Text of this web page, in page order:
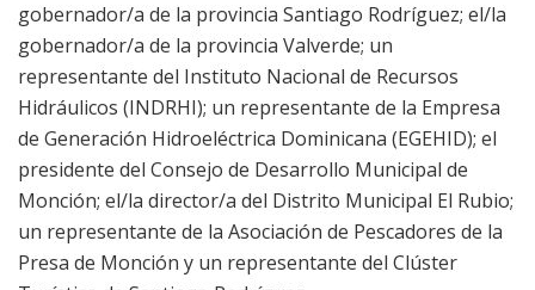
gobernador/a de la provincia Santiago Rodríguez; el/la
gobernador/a de la provincia Valverde; un
representante del Instituto Nacional de Recursos
Hidráulicos (INDRHI); un representante de la Empresa
de Generación Hidroeléctrica Dominicana (EGEHID); el
presidente del Consejo de Desarrollo Municipal de
Monción; el/la director/a del Distrito Municipal El Rubio;
un representante de la Asociación de Pescadores de la
Presa de Monción y un representante del Clúster